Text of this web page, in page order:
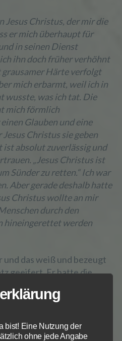
Jesus Christus, der mir die
er mich überhaupt für
in seinen Dienst
ihn doch früher verhöhnt
grausamer Härte verfolgt
mich erbarmt, weil ich in
wusste, was ich tat. Die
mich förmlich
Glauben und eine
Christus sie geben
ist absolut zuverlässig und
„Jesus Christus ist
Sünder zu retten.“ Ich war
Aber gerade deshalb hatte
Christus wollte an mir
durch den
hineingerettet werden
und das weiß und bezeugt
geeifert. Er hatte die
die aus dem Gesetz
über Leichen. Doch
gekommen, um Sünder
Sünde ist. Und er
bist! Eine Nutzung der
ohne jede Angabe